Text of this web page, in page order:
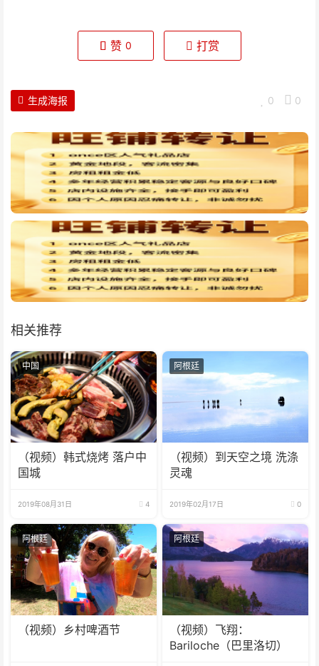
赞 0 打赏
0 0
生成海报
相关推荐
中国
（视频）韩式烧烤 落户中
国城
2019年08月31日 4
阿根廷
（视频）到天空之境 洗涤
灵魂
2019年02月17日 0
阿根廷
（视频）乡村啤酒节
阿根廷
（视频）飞翔：
Bariloche（巴里洛切）